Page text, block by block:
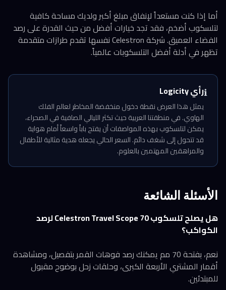
أما إذا كنت مستعداً لإنفاق مبلغ أكبر ولديك مساحة كافية
لتلسكوب أضخم، فقد تجد خيارات أفضل من حيث القدرة على رصد
الفضاء العميق. شركة Celestron نفسها تقدم طرازات متقدمة
تظهر في أدلة أفضل التلسكوبات عالمياً.
ℹ️رأي Logicity
يمثل هذا العرض نقطة دخول منخفضة المخاطر لعالم الفلك
الهاوي. في منطقتنا العربية حيث تكثر الليالي الصافية في الصحراء،
يمكن لتلسكوب بهذه المواصفات أن يفتح باباً واسعاً أمام هواية
قد تتحول إلى شغف دائم. السعر الحالي يجعله هدية مثالية للأطفال
والمراهقين المهتمين بالعلوم.
الأسئلة الشائعة
هل يصلح تلسكوب Celestron Travel Scope 70 لرصد
الكواكب؟
نعم، بفتحة 70 مم يمكنك رصد فوهات القمر بتفصيل، ومشاهدة
أقمار المشتري الأربعة الكبرى، وحلقات زحل بوضوح مقبول
للمبتدئين.